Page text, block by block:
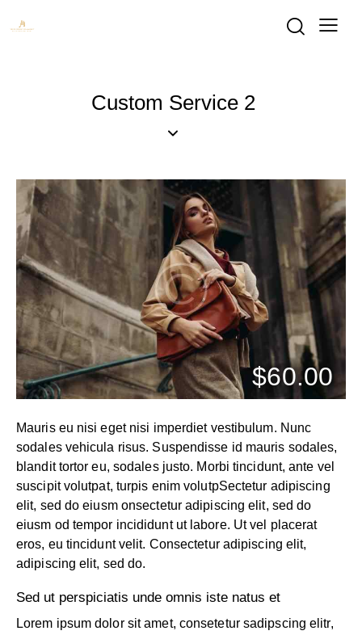
Custom Service 2
$60.00
Mauris eu nisi eget nisi imperdiet vestibulum. Nunc
sodales vehicula risus. Suspendisse id mauris sodales,
blandit tortor eu, sodales justo. Morbi tincidunt, ante vel
suscipit volutpat, turpis enim volutpSectetur adipiscing
elit, sed do eiusm onsectetur adipiscing elit, sed do
eiusm od tempor incididunt ut labore. Ut vel placerat
eros, eu tincidunt velit. Consectetur adipiscing elit,
adipiscing elit, sed do.
Sed ut perspiciatis unde omnis iste natus et
Lorem ipsum dolor sit amet, consetetur sadipscing elitr,